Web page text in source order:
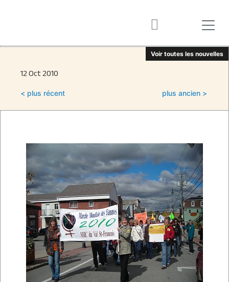
Voir toutes les nouvelles
12 Oct 2010
< plus récent plus ancien >